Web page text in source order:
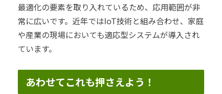
最適化の要素を取り入れているため、応用範囲が非
常に広いです。近年ではIoT技術と組み合わせ、家庭
や産業の現場においても適応型システムが導入され
ています。
あわせてこれも押さえよう！